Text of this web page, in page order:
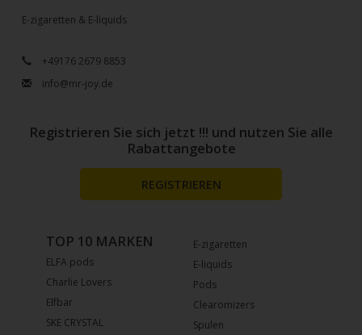
E-zigaretten & E-liquids
+49176 2679 8853
info@mr-joy.de
E-zigaretten
E-liquids
Pods
Clearomizers
Spulen
TOP 10 MARKEN
ELFA pods
Charlie Lovers
Elfbar
SKE CRYSTAL
Registrieren Sie sich jetzt !!! und nutzen Sie alle
Rabattangebote
REGISTRIEREN